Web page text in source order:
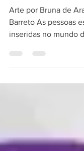
comunicação
Arte por Bruna de
Barreto As pessoas
inseridas no mundo